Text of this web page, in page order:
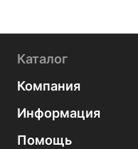
Каталог
Компания
Информация
Помощь